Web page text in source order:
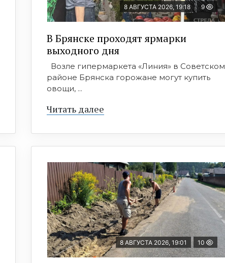
8 АВГУСТА 2026, 19:18 9
В Брянске проходят ярмарки
выходного дня
Возле гипермаркета «Линия» в Советском
районе Брянска горожане могут купить
овощи, ...
Читать далее
8 АВГУСТА 2026, 19:01 10